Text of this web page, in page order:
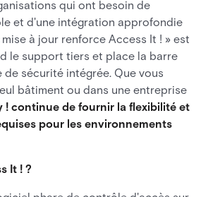
qui ont besoin de
et d'une intégration approfondie
à jour renforce Access It ! » est
le support tiers et place la barre
de sécurité intégrée. Que vous
bâtiment ou dans une entreprise
! continue de fournir la flexibilité et
pour les environnements
It ! ?